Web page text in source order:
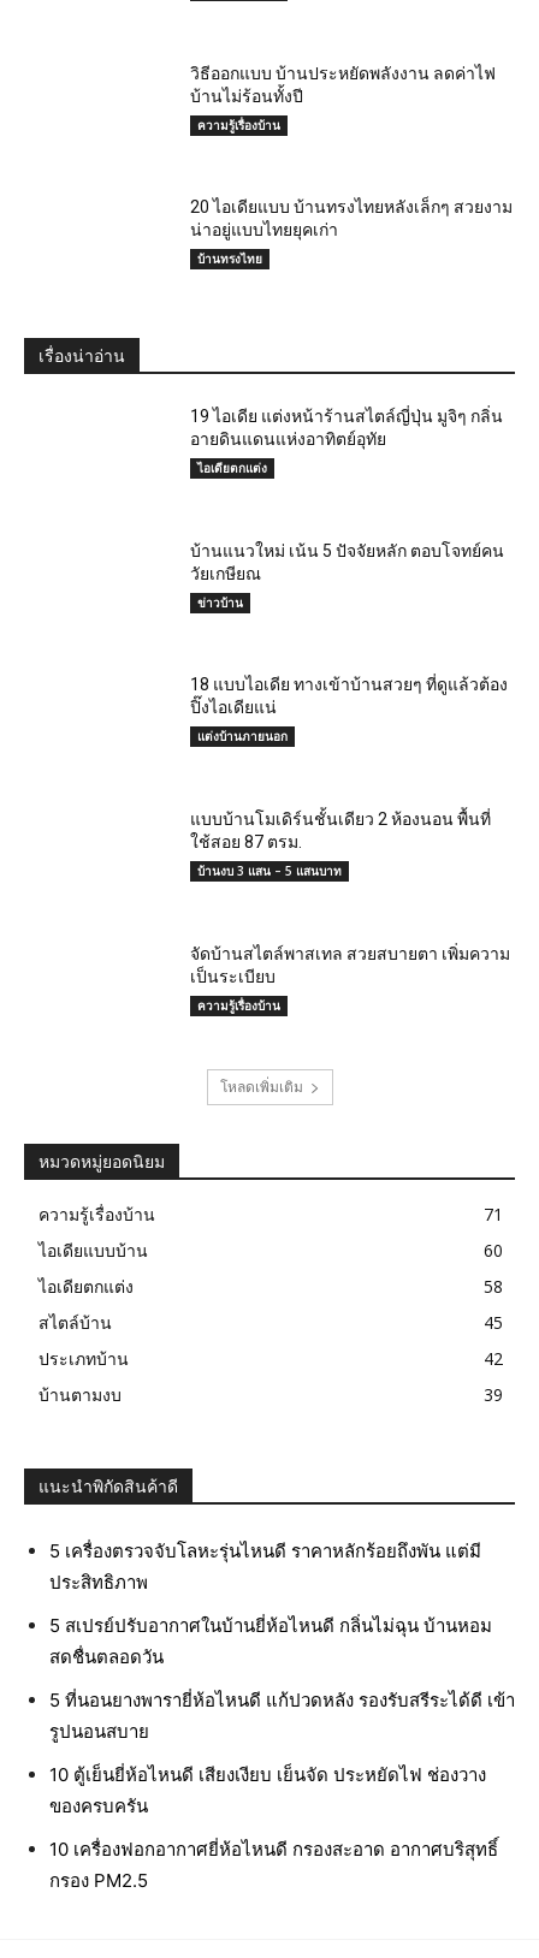
วิธีออกแบบ บ้านประหยัดพลังงาน ลดค่าไฟ
บ้านไม่ร้อนทั้งปี
ความรู้เรื่องบ้าน
20 ไอเดียแบบ บ้านทรงไทยหลังเล็กๆ สวยงาม
น่าอยู่แบบไทยยุคเก่า
บ้านทรงไทย
เรื่องน่าอ่าน
19 ไอเดีย แต่งหน้าร้านสไตล์ญี่ปุ่น มูจิๆ กลิ่น
อายดินแดนแห่งอาทิตย์อุทัย
ไอเดียตกแต่ง
บ้านแนวใหม่ เน้น 5 ปัจจัยหลัก ตอบโจทย์คน
วัยเกษียณ
ข่าวบ้าน
18 แบบไอเดีย ทางเข้าบ้านสวยๆ ที่ดูแล้วต้อง
ปิ๊งไอเดียแน่
แต่งบ้านภายนอก
แบบบ้านโมเดิร์นชั้นเดียว 2 ห้องนอน พื้นที่
ใช้สอย 87 ตรม.
บ้านงบ 3 แสน – 5 แสนบาท
จัดบ้านสไตล์พาสเทล สวยสบายตา เพิ่มความ
เป็นระเบียบ
ความรู้เรื่องบ้าน
โหลดเพิ่มเติม
หมวดหมู่ยอดนิยม
ความรู้เรื่องบ้าน
71
ไอเดียแบบบ้าน
60
ไอเดียตกแต่ง
58
สไตล์บ้าน
45
ประเภทบ้าน
42
บ้านตามงบ
39
แนะนำพิกัดสินค้าดี
5 เครื่องตรวจจับโลหะรุ่นไหนดี ราคาหลักร้อยถึงพัน แต่มี
ประสิทธิภาพ
5 สเปรย์ปรับอากาศในบ้านยี่ห้อไหนดี กลิ่นไม่ฉุน บ้านหอม
สดชื่นตลอดวัน
5 ที่นอนยางพารายี่ห้อไหนดี แก้ปวดหลัง รองรับสรีระได้ดี เข้า
รูปนอนสบาย
10 ตู้เย็นยี่ห้อไหนดี เสียงเงียบ เย็นจัด ประหยัดไฟ ช่องวาง
ของครบครัน
10 เครื่องฟอกอากาศยี่ห้อไหนดี กรองสะอาด อากาศบริสุทธิ์
กรอง PM2.5